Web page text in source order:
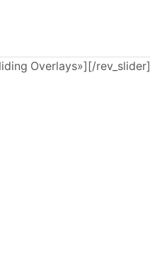
Overlays»][/rev_slider]